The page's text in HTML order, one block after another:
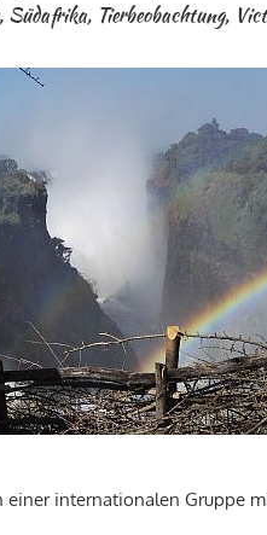
Südafrika, Tierbeobachtung,
internationalen Gruppe